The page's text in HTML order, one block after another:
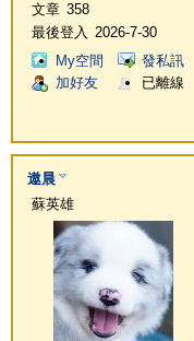
文章 358
最後登入
2026-7-30
My空間
發私訊
加好友
已離線
遨晨
蘇英雄